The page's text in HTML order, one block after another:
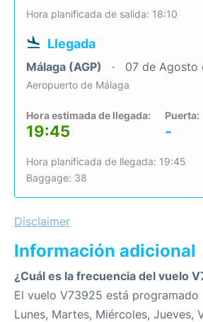
Hora planificada de salida: 18:10
Llegada
Málaga (AGP) 07 de Agosto
Aeropuerto de Málaga
Hora estimada de llegada:
19:45
Puerta:
-
Hora planificada de llegada: 19:45
Baggage: 38
Disclaimer
Información adicional
¿Cuál es la frecuencia del vuelo
El vuelo V73925 está
Lunes, Martes, Miércoles, Jueves,